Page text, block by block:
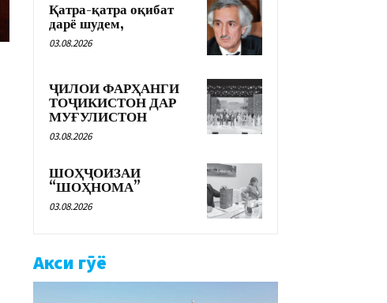
Қатра-қатра оқибат
дарё шудем,
03.08.2026
ҶИЛОИ ФАРҲАНГИ
ТОҶИКИСТОН ДАР
МУҒУЛИСТОН
03.08.2026
ШОҲҶОИЗАИ
“ШОҲНОМА”
03.08.2026
Акси гӯё